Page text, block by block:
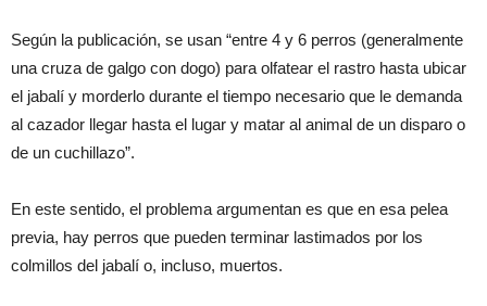
Según la publicación, se usan “entre 4 y 6 perros (generalmente
una cruza de galgo con dogo) para olfatear el rastro hasta ubicar
el jabalí y morderlo durante el tiempo necesario que le demanda
al cazador llegar hasta el lugar y matar al animal de un disparo o
de un cuchillazo”.
En este sentido, el problema argumentan es que en esa pelea
previa, hay perros que pueden terminar lastimados por los
colmillos del jabalí o, incluso, muertos.